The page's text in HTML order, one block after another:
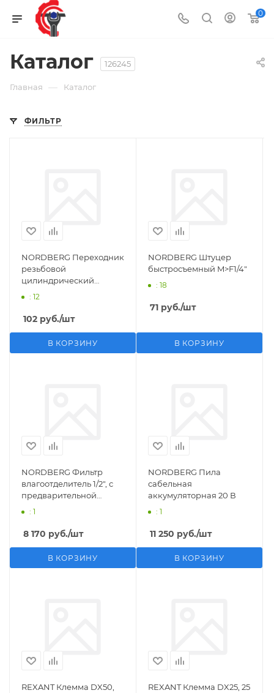
0
Каталог 126245
Главная — Каталог
ФИЛЬТР
NORDBERG Переходник
резьбовой
цилиндрический
M1/2">F1/4"
: 12
102 руб./шт
В КОРЗИНУ
NORDBERG Штуцер
быстросъемный M>F1/4"
: 18
71 руб./шт
В КОРЗИНУ
NORDBERG Фильтр
влагоотделитель 1/2", с
предварительной
фильтрацией
: 1
8 170 руб./шт
В КОРЗИНУ
NORDBERG Пила
сабельная
аккумуляторная 20 В
: 1
11 250 руб./шт
В КОРЗИНУ
REXANT Клемма DX50,
REXANT Клемма DX25, 25